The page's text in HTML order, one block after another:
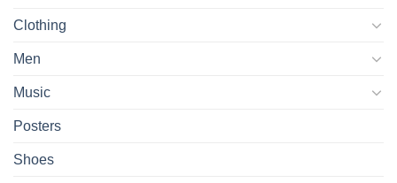
Clothing
Men
Music
Posters
Shoes